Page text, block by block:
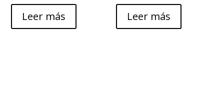
original
era:
9,00€.
Leer más
original
era:
8,00€.
Leer más